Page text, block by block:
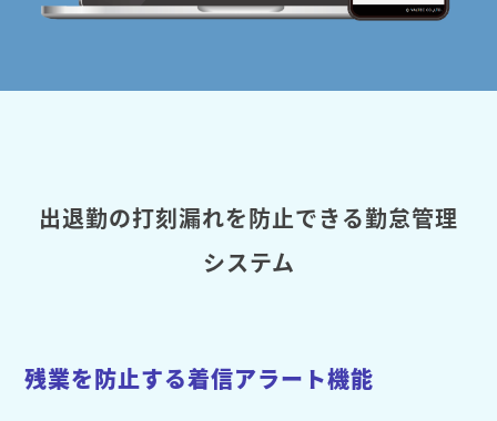
出退勤の打刻漏れを防止できる勤怠管理
システム
残業を防止する着信アラート機能